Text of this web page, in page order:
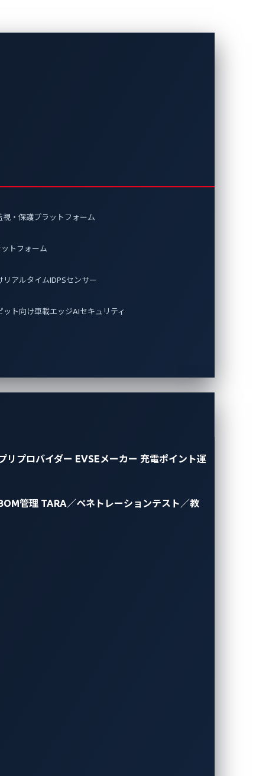
視・保護プラットフォーム
トフォーム
リアルタイムIDPSセンサー
ット向け車載エッジAIセキュリティ
リプロバイダー EVSEメーカー 充電ポイント運
管理 TARA／ペネトレーションテスト／教
」でAIベ
）システム
デモンスト
タンスなどの車載AIを保護～
ンスなどの車載AIを保護～
けサイバーセキュリティ分野のリーデ
ス・チェン）は、車載インフォテインメ
予定の「CES 2025」にて、AIベースの
実施することを発表しました。